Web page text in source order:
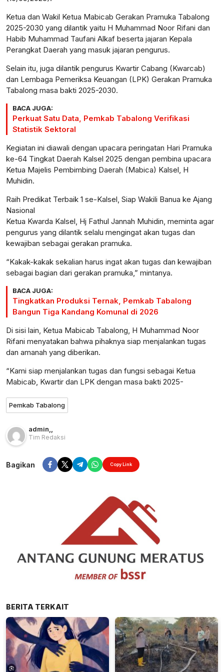
Ketua dan Wakil Ketua Mabicab Gerakan Pramuka Tabalong
2025-2030 yang dilantik yaitu H Muhammad Noor Rifani dan
Habib Muhammad Taufani Alkaf beserta jajaran Kepala
Perangkat Daerah yang masuk jajaran pengurus.
Selain itu, juga dilantik pengurus Kwartir Cabang (Kwarcab)
dan Lembaga Pemeriksa Keuangan (LPK) Gerakan Pramuka
Tabalong masa bakti 2025-2030.
BACA JUGA:
Perkuat Satu Data, Pemkab Tabalong Verifikasi
Statistik Sektoral
Kegiatan ini diawali dengan upacara peringatan Hari Pramuka
ke-64 Tingkat Daerah Kalsel 2025 dengan pembina upacara
Ketua Majelis Pembimbing Daerah (Mabica) Kalsel, H
Muhidin.
Raih Predikat Terbaik 1 se-Kalsel, Siap Wakili Banua ke Ajang
Nasional
Ketua Kwarda Kalsel, Hj Fathul Jannah Muhidin, meminta agar
pengurus yang dilantik selalu mengingat akan tugas dan
kewajiban sebagai gerakan pramuka.
“Kakak-kakak sekalian harus ingat akan tugas dan kewajiban
sebagai bagian dari gerakan pramuka,” mintanya.
BACA JUGA:
Tingkatkan Produksi Ternak, Pemkab Tabalong
Bangun Tiga Kandang Komunal di 2026
Di sisi lain, Ketua Mabicab Tabalong, H Muhammad Noor
Rifani menyatakan bahwa pihaknya siap menjalankan tugas
dan amanah yang diberikan.
“Kami siap menjalankan tugas dan fungsi sebagai Ketua
Mabicab, Kwartir dan LPK dengan masa bakti 2025-
Pemkab Tabalong
admin,,
Tim Redaksi
Bagikan Copy Link
BERITA TERKAIT